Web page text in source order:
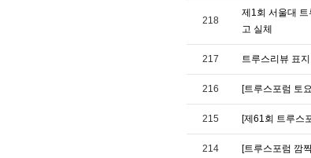
218
제1회 서울대
고 실체
217 트루스리뷰 표
216 [트루스포럼 토
215 [제61회 트루스
214 [트루스포럼 깜